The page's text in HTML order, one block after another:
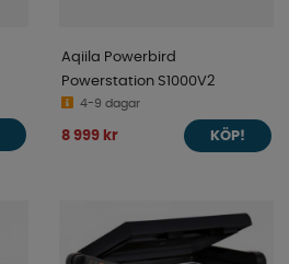
Aqiila Powerbird
Powerstation S1000V2
4-9 dagar
8 999 kr KÖP!